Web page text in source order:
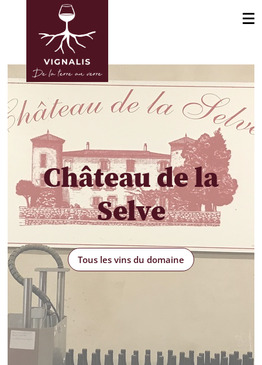
Château de la
Selve
Tous les vins du domaine